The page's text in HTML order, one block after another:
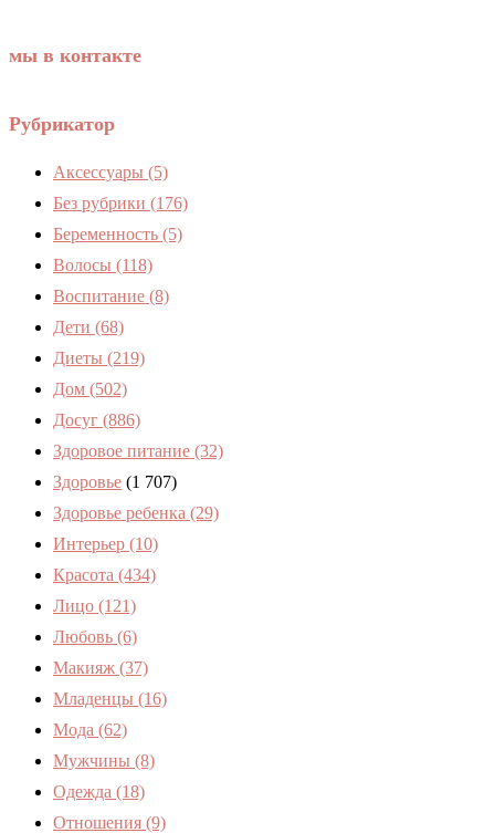
мы в контакте
Рубрикатор
Аксессуары (5)
Без рубрики (176)
Беременность (5)
Волосы (118)
Воспитание (8)
Дети (68)
Диеты (219)
Дом (502)
Досуг (886)
Здоровое питание (32)
Здоровье (1 707)
Здоровье ребенка (29)
Интерьер (10)
Красота (434)
Лицо (121)
Любовь (6)
Макияж (37)
Младенцы (16)
Мода (62)
Мужчины (8)
Одежда (18)
Отношения (9)